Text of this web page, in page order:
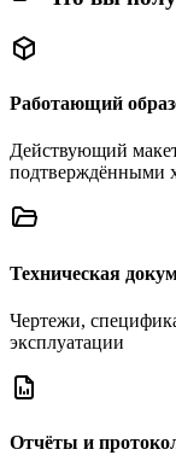
Работающий
Действующий
подтверждёнными
Техническая
Чертежи,
эксплуатации
Отчёты и